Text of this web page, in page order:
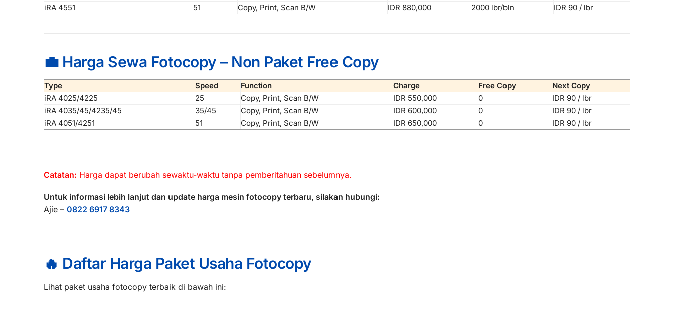
iRA 4551
51 Copy, Print, Scan B/W IDR 880,000 2000 lbr/bln IDR 90 / lbr
💼 Harga Sewa Fotocopy – Non Paket Free Copy
Type Speed Function Charge Free Copy
Next Copy
iRA 4025/4225
25 Copy, Print, Scan B/W IDR 550,000 0
IDR 90 / lbr
iRA 4035/45/4235/45
35/45 Copy, Print, Scan B/W IDR 600,000 0
IDR 90 / lbr
iRA 4051/4251
51 Copy, Print, Scan B/W IDR 650,000 0 IDR 90 / lbr
Catatan: Harga dapat berubah sewaktu-waktu tanpa pemberitahuan sebelumnya.
Untuk informasi lebih lanjut dan update harga mesin fotocopy terbaru, silakan hubungi:
Ajie – 0822 6917 8343
🔥 Daftar Harga Paket Usaha Fotocopy
Lihat paket usaha fotocopy terbaik di bawah ini: